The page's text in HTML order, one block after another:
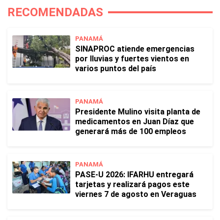
RECOMENDADAS
PANAMÁ
SINAPROC atiende emergencias
por lluvias y fuertes vientos en
varios puntos del país
PANAMÁ
Presidente Mulino visita planta de
medicamentos en Juan Díaz que
generará más de 100 empleos
PANAMÁ
PASE-U 2026: IFARHU entregará
tarjetas y realizará pagos este
viernes 7 de agosto en Veraguas